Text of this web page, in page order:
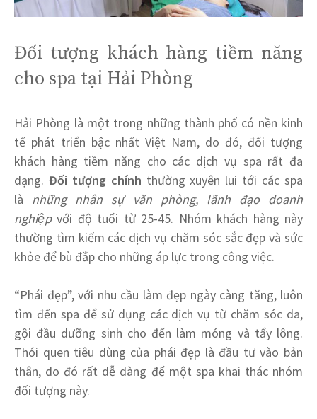
Đối tượng khách hàng tiềm năng
cho spa tại Hải Phòng
Hải Phòng là một trong những thành phố có nền kinh
tế phát triển bậc nhất Việt Nam, do đó, đối tượng
khách hàng tiềm năng cho các dịch vụ spa rất đa
dạng. Đối tượng chính thường xuyên lui tới các spa
là những nhân sự văn phòng, lãnh đạo doanh
nghiệpvới độ tuổi từ 25-45. Nhóm khách hàng này
thường tìm kiếm các dịch vụ chăm sóc sắc đẹp và sức
khỏe để bù đắp cho những áp lực trong công việc.
“Phái đẹp”, với nhu cầu làm đẹp ngày càng tăng, luôn
tìm đến spa để sử dụng các dịch vụ từ chăm sóc da,
gội đầu dưỡng sinh cho đến làm móng và tẩy lông.
Thói quen tiêu dùng của phái đẹp là đầu tư vào bản
thân, do đó rất dễ dàng để một spa khai thác nhóm
đối tượng này.